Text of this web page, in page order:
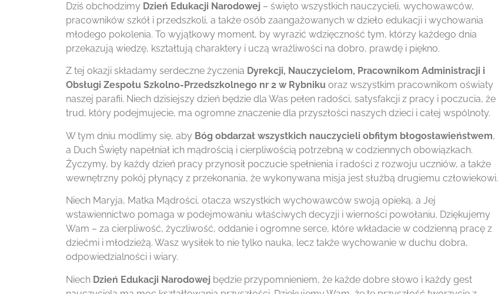
Dziś obchodzimy Dzień Edukacji Narodowej – święto wszystkich nauczycieli, wychowawców,
pracowników szkół i przedszkoli, a także osób zaangażowanych w dzieło edukacji i wychowania
młodego pokolenia. To wyjątkowy moment, by wyrazić wdzięczność tym, którzy każdego dnia
przekazują wiedzę, kształtują charaktery i uczą wrażliwości na dobro, prawdę i piękno.
Z tej okazji składamy serdeczne życzenia Dyrekcji, Nauczycielom, Pracownikom Administracji i
Obsługi Zespołu Szkolno-Przedszkolnego nr 2 w Rybniku oraz wszystkim pracownikom oświaty
naszej parafii. Niech dzisiejszy dzień będzie dla Was pełen radości, satysfakcji z pracy i poczucia, że
trud, który podejmujecie, ma ogromne znaczenie dla przyszłości naszych dzieci i całej wspólnoty.
W tym dniu modlimy się, aby Bóg obdarzał wszystkich nauczycieli obfitym błogosławieństwem,
a Duch Święty napełniał ich mądrością i cierpliwością potrzebną w codziennych obowiązkach.
Życzymy, by każdy dzień pracy przynosił poczucie spełnienia i radości z rozwoju uczniów, a także
wewnętrzny pokój płynący z przekonania, że wykonywana misja jest służbą drugiemu człowiekowi.
Niech Maryja, Matka Mądrości, otacza wszystkich wychowawców swoją opieką, a Jej
wstawiennictwo pomaga w podejmowaniu właściwych decyzji i wierności powołaniu. Dziękujemy
Wam – za cierpliwość, życzliwość, oddanie i ogromne serce, które wkładacie w codzienną pracę z
dziećmi i młodzieżą. Wasz wysiłek to nie tylko nauka, lecz także wychowanie w duchu dobra,
odpowiedzialności i wiary.
Niech Dzień Edukacji Narodowej będzie przypomnieniem, że każde dobre słowo i każdy gest